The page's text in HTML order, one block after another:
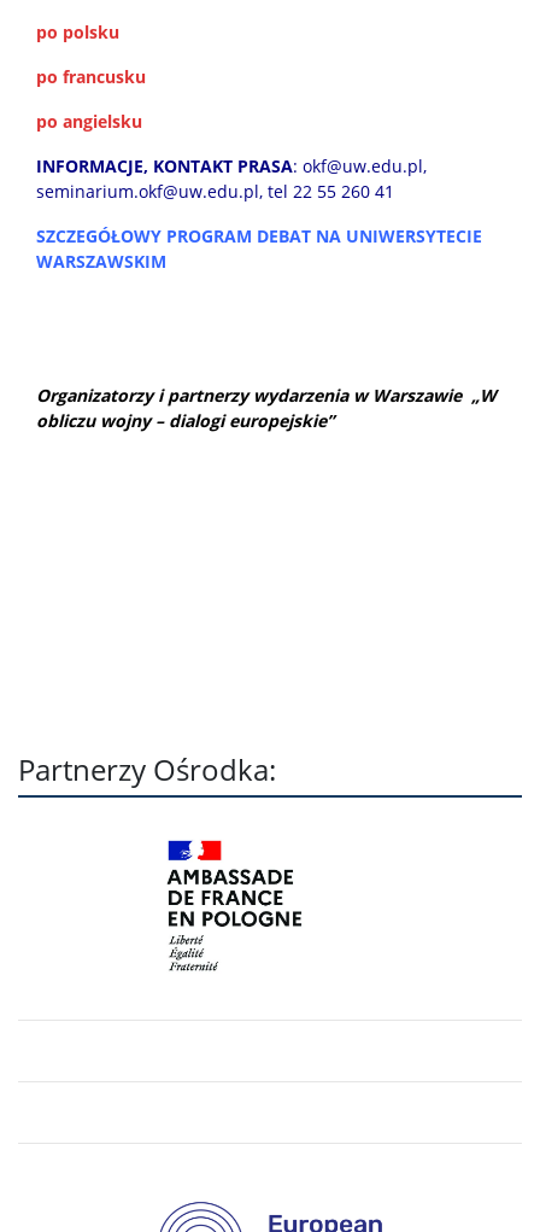
po polsku
po francusku
po angielsku
INFORMACJE, KONTAKT PRASA: okf@uw.edu.pl,
seminarium.okf@uw.edu.pl, tel 22 55 260 41
SZCZEGÓŁOWY PROGRAM DEBAT NA UNIWERSYTECIE
WARSZAWSKIM
Organizatorzy i partnerzy wydarzenia w Warszawie „W
obliczu wojny – dialogi europejskie”
Partnerzy Ośrodka: